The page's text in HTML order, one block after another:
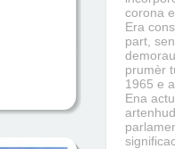
corona
Era
part,
prumèr
1965 e
Ena